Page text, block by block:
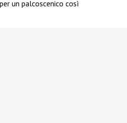
un palcoscenico così